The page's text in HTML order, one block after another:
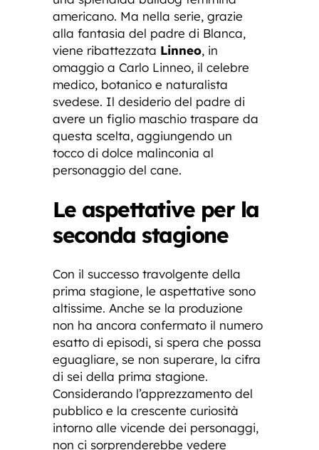
americano. Ma nella serie, grazie
alla fantasia del padre di Blanca,
viene ribattezzata Linneo, in
omaggio a Carlo Linneo, il celebre
medico, botanico e naturalista
svedese. Il desiderio del padre di
avere un figlio maschio traspare da
questa scelta, aggiungendo un
tocco di dolce malinconia al
personaggio del cane.
Le aspettative per la
seconda stagione
Con il successo travolgente della
prima stagione, le aspettative sono
altissime. Anche se la produzione
non ha ancora confermato il numero
esatto di episodi, si spera che possa
eguagliare, se non superare, la cifra
di sei della prima stagione.
Considerando l’apprezzamento del
pubblico e la crescente curiosità
intorno alle vicende dei personaggi,
non ci sorprenderebbe vedere